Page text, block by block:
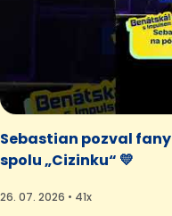
Sebastian pozval
spolu „Cizinku“ 💛
26. 07. 2026 • 41x